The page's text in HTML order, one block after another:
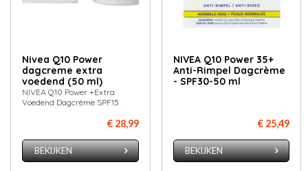
Nivea Q10 Power
dagcreme extra
voedend (50 ml)
NIVEA Q10 Power +Extra
Voedend Dagcrème SPF15
€ 28,99
BEKIJKEN
NIVEA Q10 Power 35+
Anti-Rimpel Dagcrème
- SPF30-50 ml
€ 25,49
BEKIJKEN